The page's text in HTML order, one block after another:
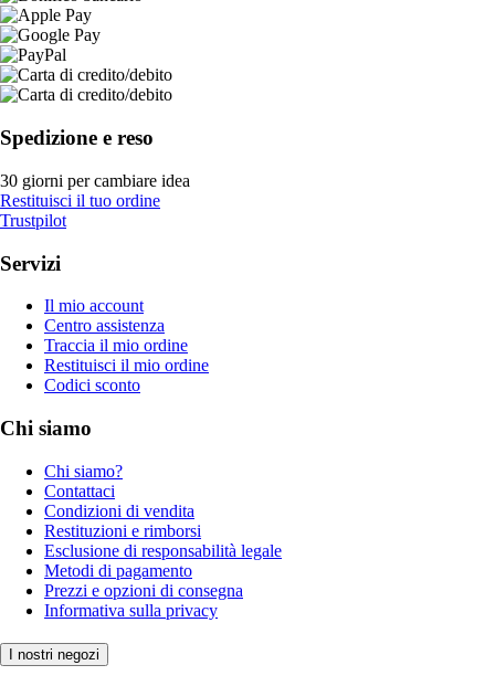
Spedizione e reso
30 giorni per cambiare idea
Restituisci il tuo ordine
Trustpilot
Servizi
Il mio account
Centro assistenza
Traccia il mio ordine
Restituisci il mio ordine
Codici sconto
Chi siamo
Chi siamo?
Contattaci
Condizioni di vendita
Restituzioni e rimborsi
Esclusione di responsabilità legale
Metodi di pagamento
Prezzi e opzioni di consegna
Informativa sulla privacy
I nostri negozi